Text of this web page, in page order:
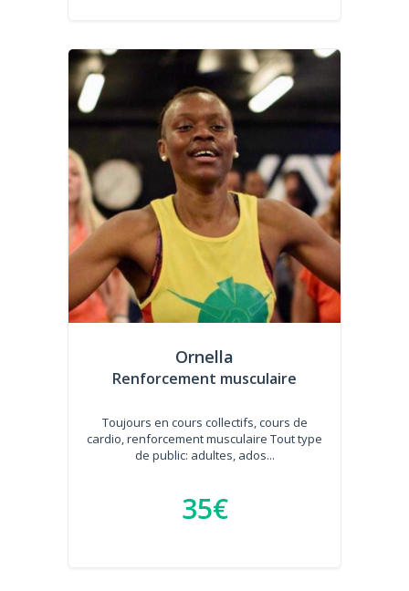
Ornella
Renforcement musculaire
Toujours en cours collectifs, cours de
cardio, renforcement musculaire Tout type
de public: adultes, ados...
35€